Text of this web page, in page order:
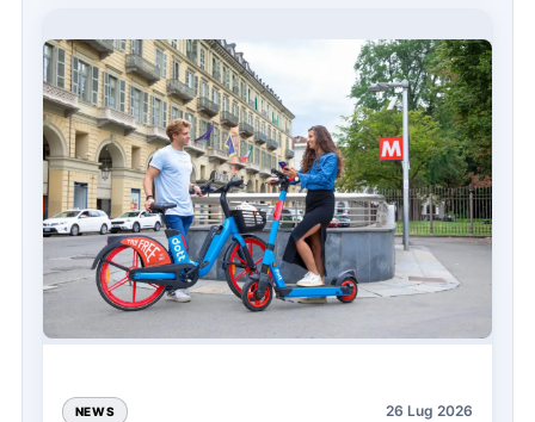
NEWS 26 Lug 2026